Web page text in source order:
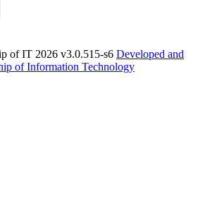
of IT 2026 v3.0.515-s6 Developed and
of Information Technology